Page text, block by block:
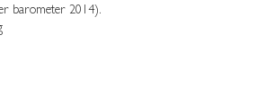
barometer 2014).